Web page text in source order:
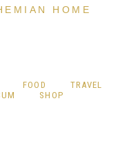
HOME
FOOD
TRAVEL
SHOP